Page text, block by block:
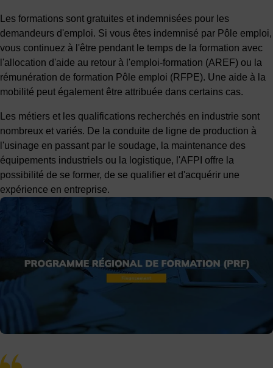
Les formations sont gratuites et indemnisées pour les
demandeurs d'emploi. Si vous êtes indemnisé par Pôle emploi,
vous continuez à l'être pendant le temps de la formation avec
l'allocation d'aide au retour à l'emploi-formation (AREF) ou la
rémunération de formation Pôle emploi (RFPE). Une aide à la
mobilité peut également être attribuée dans certains cas.
Les métiers et les qualifications recherchés en industrie sont
nombreux et variés. De la conduite de ligne de production à
l'usinage en passant par le soudage, la maintenance des
équipements industriels ou la logistique, l'AFPI offre la
possibilité de se former, de se qualifier et d'acquérir une
expérience en entreprise.